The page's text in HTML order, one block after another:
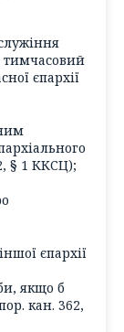
тимчасовий
єпархії
§ 1 ККСЦ);
єпархії
якщо б
кан. 362,